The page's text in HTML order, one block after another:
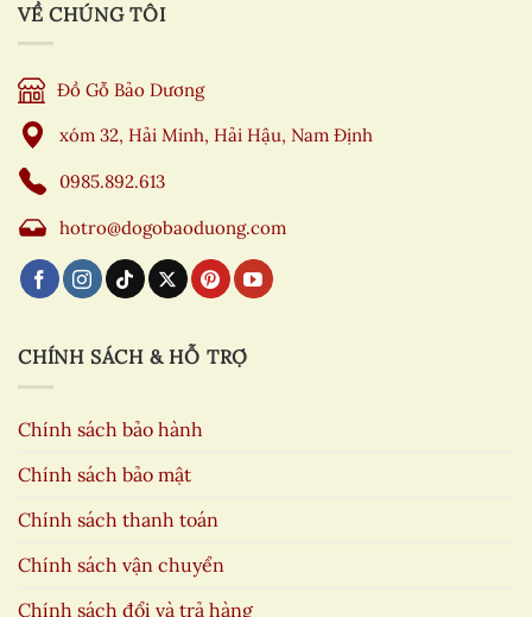
VỀ CHÚNG TÔI
Đồ Gỗ Bảo Dương
xóm 32, Hải Minh, Hải Hậu, Nam Định
0985.892.613
hotro@dogobaoduong.com
CHÍNH SÁCH & HỖ TRỢ
Chính sách bảo hành
Chính sách bảo mật
Chính sách thanh toán
Chính sách vận chuyển
Chính sách đổi và trả hàng